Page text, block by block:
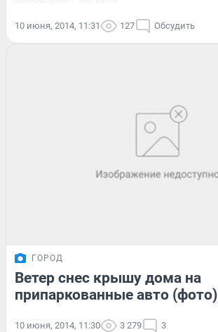
10 июня, 2014, 11:31 127 Обсудить
ГОРОД
Ветер снес крышу дома на
припаркованные авто (фото)
10 июня, 2014, 11:30 3 279 3